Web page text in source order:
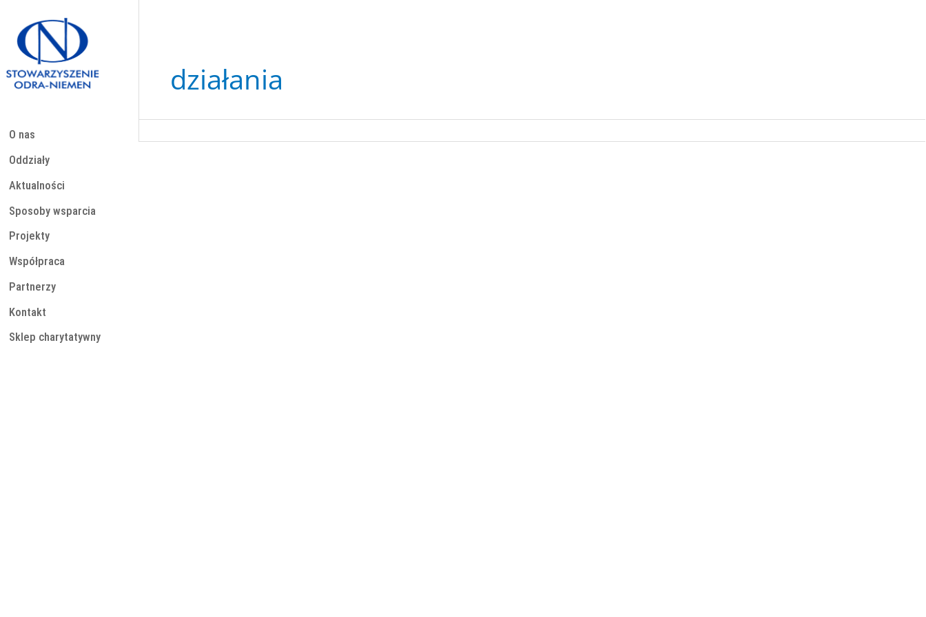
treści
O nas
Oddziały
Aktualności
Sposoby wsparcia
Projekty
Współpraca
Partnerzy
Kontakt
Sklep charytatywny
działania